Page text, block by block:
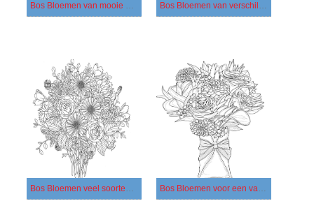
Bos Bloemen van mooie bloemen Bos Bloemen van verschillende bloemen
Bos Bloemen veel soorten bloemen Bos Bloemen voor een vakantie